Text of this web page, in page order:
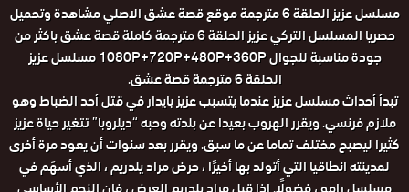
مسلسل عزيز الحلقة 6 مترجمة موقع قصة عشق الاصلي مشاهدة وتحميل
حصريا المسلسل التركي عزيز الحلقة 6 مترجمة كاملة قصة عشق باكثر من
جودة مناسبة للجوال 1080P+720P+480P+360P مسلسل عزيز
الحلقة 6 مترجمة قصة عشق.
تبدأ أحداث مسلسل عزيز عندما يتسبب عزيز بايدار في قتل أحد الضباط وهو
ملازم فرنسي. ويقرر الهروب بعيدا عن بلدته وحبه “ديلروبا” تتغير حياة عزيز
كثيرا ليصبح مختلف تماما عن ما سبق. ويقرر بعد سنوات أن يعود مرة أخرى
لمدينته انطاقيا التي أتولد بها أخيرًا ، حرض مراد يلدريم ، الذي أسهَم في